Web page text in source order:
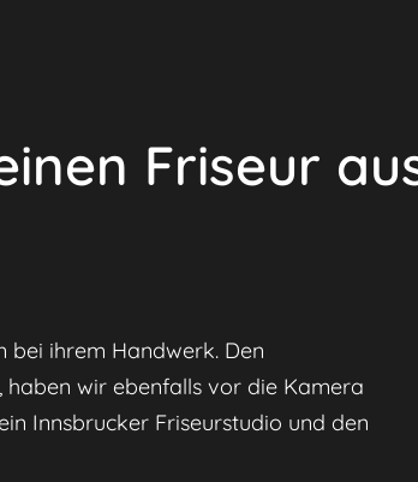
Friseur
bei ihrem Handwerk. Den
wir ebenfalls vor die Kamera
Innsbrucker Friseurstudio und den